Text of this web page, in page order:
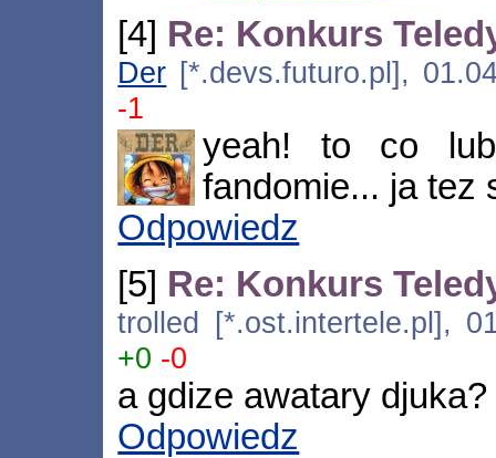
[4] Re: Konkurs
Der [*.devs.futuro.pl],
-1
yeah! to co
fandomie... ja tez
Odpowiedz
[5] Re: Konkurs
trolled [*.ost.intertele.pl],
+0 -0
a gdize awatary djuka?
Odpowiedz